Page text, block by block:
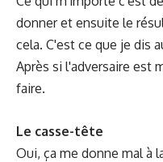
donner et ensuite le
cela. C'est ce que je dis
Après si l'adversaire est
faire.
Le casse-tête
Oui, ça me donne mal à